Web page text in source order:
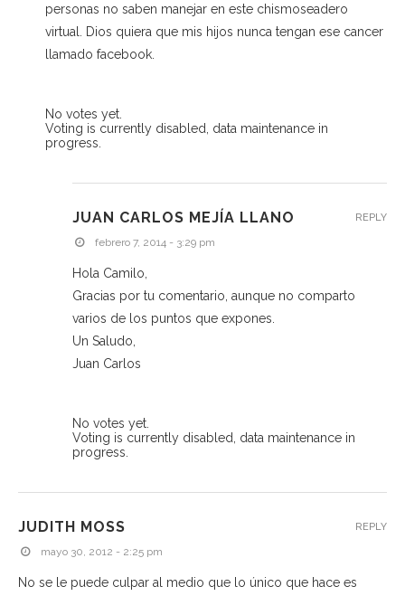
personas no saben manejar en este chismoseadero
virtual. Dios quiera que mis hijos nunca tengan ese cancer
llamado facebook.
No votes yet.
Voting is currently disabled, data maintenance in
progress.
JUAN CARLOS MEJÍA LLANO
febrero 7, 2014 - 3:29 pm
Hola Camilo,
Gracias por tu comentario, aunque no comparto
varios de los puntos que expones.
Un Saludo,
Juan Carlos
No votes yet.
Voting is currently disabled, data maintenance in
progress.
REPLY
JUDITH MOSS
mayo 30, 2012 - 2:25 pm
No se le puede culpar al medio que lo único que hace es
REPLY